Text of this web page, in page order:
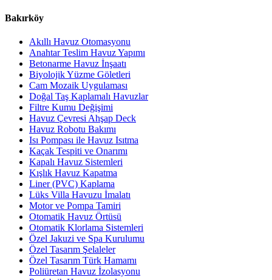
Bakırköy
Akıllı Havuz Otomasyonu
Anahtar Teslim Havuz Yapımı
Betonarme Havuz İnşaatı
Biyolojik Yüzme Göletleri
Cam Mozaik Uygulaması
Doğal Taş Kaplamalı Havuzlar
Filtre Kumu Değişimi
Havuz Çevresi Ahşap Deck
Havuz Robotu Bakımı
Isı Pompası ile Havuz Isıtma
Kaçak Tespiti ve Onarımı
Kapalı Havuz Sistemleri
Kışlık Havuz Kapatma
Liner (PVC) Kaplama
Lüks Villa Havuzu İmalatı
Motor ve Pompa Tamiri
Otomatik Havuz Örtüsü
Otomatik Klorlama Sistemleri
Özel Jakuzi ve Spa Kurulumu
Özel Tasarım Şelaleler
Özel Tasarım Türk Hamamı
Poliüretan Havuz İzolasyonu